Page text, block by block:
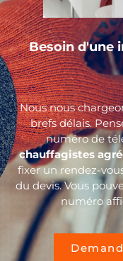
Besoin d'une
Nous nous
brefs délais.
numéro de
chauffagistes
fixer un rendez-
du devis. Vous
numéro